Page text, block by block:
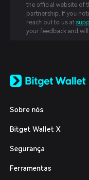
the official website of
partnership. If you
reach out to us at
your feedback and
日本語
Español (Latinoamérica)
Italiano
Deutsch
繁體中文
Sobre nós
Bitget Wallet X
Segurança
Ferramentas